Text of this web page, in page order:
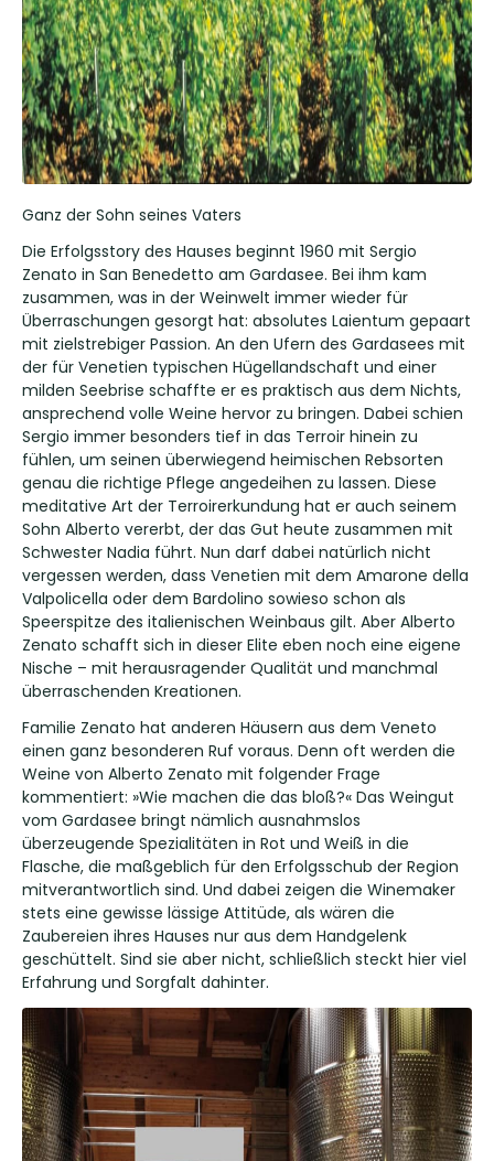
Ganz der Sohn seines Vaters
Die Erfolgsstory des Hauses beginnt 1960 mit Sergio
Zenato in San Benedetto am Gardasee. Bei ihm kam
zusammen, was in der Weinwelt immer wieder für
Überraschungen gesorgt hat: absolutes Laientum gepaart
mit zielstrebiger Passion. An den Ufern des Gardasees mit
der für Venetien typischen Hügellandschaft und einer
milden Seebrise schaffte er es praktisch aus dem Nichts,
ansprechend volle Weine hervor zu bringen. Dabei schien
Sergio immer besonders tief in das Terroir hinein zu
fühlen, um seinen überwiegend heimischen Rebsorten
genau die richtige Pflege angedeihen zu lassen. Diese
meditative Art der Terroirerkundung hat er auch seinem
Sohn Alberto vererbt, der das Gut heute zusammen mit
Schwester Nadia führt. Nun darf dabei natürlich nicht
vergessen werden, dass Venetien mit dem Amarone della
Valpolicella oder dem Bardolino sowieso schon als
Speerspitze des italienischen Weinbaus gilt. Aber Alberto
Zenato schafft sich in dieser Elite eben noch eine eigene
Nische – mit herausragender Qualität und manchmal
überraschenden Kreationen.
Familie Zenato hat anderen Häusern aus dem Veneto
einen ganz besonderen Ruf voraus. Denn oft werden die
Weine von Alberto Zenato mit folgender Frage
kommentiert: »Wie machen die das bloß?« Das Weingut
vom Gardasee bringt nämlich ausnahmslos
überzeugende Spezialitäten in Rot und Weiß in die
Flasche, die maßgeblich für den Erfolgsschub der Region
mitverantwortlich sind. Und dabei zeigen die Winemaker
stets eine gewisse lässige Attitüde, als wären die
Zaubereien ihres Hauses nur aus dem Handgelenk
geschüttelt. Sind sie aber nicht, schließlich steckt hier viel
Erfahrung und Sorgfalt dahinter.